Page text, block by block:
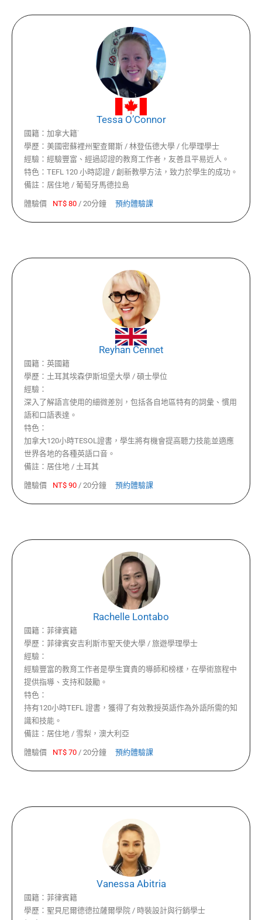
Tessa O’Connor
國籍： 加拿大籍˙
學歷： 美國密蘇裡州聖查爾斯 / 林登伍德大學 / 化學理學士
經驗： 經驗豐富、經過認證的教育工作者，友善且平易近人。
特色： TEFL 120 小時認證 / 創新教學方法，致力於學生的成功。
備註： 居住地 / 葡萄牙馬德拉島
體驗價 NT$ 80 / 20分鐘 預約體驗課
Reyhan Cennet
國籍： 英國籍
學歷： 土耳其埃森伊斯坦堡大學 / 碩士學位
經驗：
深入了解語言使用的細微差別，包括各自地區特有的詞彙、慣用
語和口語表達。
特色：
加拿大120小時TESOL證書，學生將有機會提高聽力技能並適應
世界各地的各種英語口音。
備註： 居住地 / 土耳其
體驗價 NT$ 90 / 20分鐘 預約體驗課
Rachelle Lontabo
國籍： 菲律賓籍
學歷： 菲律賓安吉利斯市聖天使大學 / 旅遊學理學士
經驗：
經驗豐富的教育工作者是學生寶貴的導師和榜樣，在學術旅程中
提供指導、支持和鼓勵。
特色：
持有120小時TEFL 證書，獲得了有效教授英語作為外語所需的知
識和技能。
備註： 居住地 / 雪梨，澳大利亞
體驗價 NT$ 70 / 20分鐘 預約體驗課
Vanessa Abitria
國籍： 菲律賓籍
學歷： 聖貝尼爾德德拉薩爾學院 / 時裝設計與行銷學士